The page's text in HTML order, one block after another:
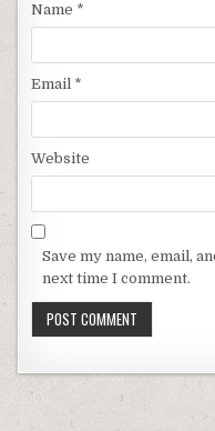
Name *
Email *
Website
Save my name, email,
next time I comment.